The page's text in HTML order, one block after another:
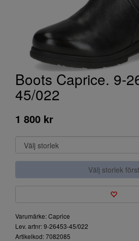
Boots Caprice. 9-
45/022
1 800 kr
Välj storlek först
Varumärke: Caprice
Lev. artnr: 9-26453-45/022
Artikelkod: 7082085